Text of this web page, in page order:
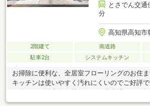
とさでん交通
分
高知県高知市
2階建て 南道路
駐車2台
システムキッチン
お掃除に便利な、全居室フローリングのお住
キッチンは使いやすく汚れにくいのでご好評で
て乾かせる浴室乾燥機付きのお風呂場のある
モニターで確認できるTVインターホン付きで